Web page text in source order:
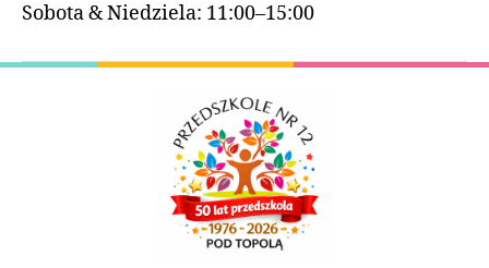
Sobota & Niedziela: 11:00–15:00